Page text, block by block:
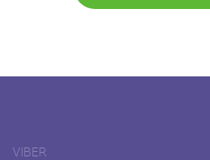
VIBER